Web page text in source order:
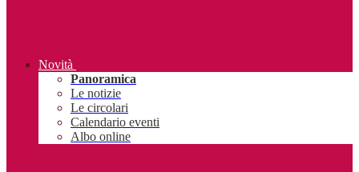
Novità
Panoramica
Le notizie
Le circolari
Calendario eventi
Albo online